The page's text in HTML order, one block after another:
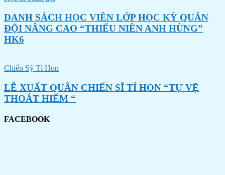
DANH SÁCH HỌC VIÊN LỚP HỌC KỲ QUÂN
ĐỘI NÂNG CAO “THIẾU NIÊN ANH HÙNG”
HK6
Chiến Sỹ Tí Hon
LỄ XUẤT QUÂN CHIẾN SĨ TÍ HON “TỰ VỆ
THOÁT HIỂM “
FACEBOOK